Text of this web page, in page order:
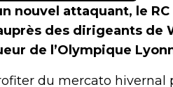
nouvel attaquant, le
des dirigeants de
de l’Olympique
du mercato hivernal